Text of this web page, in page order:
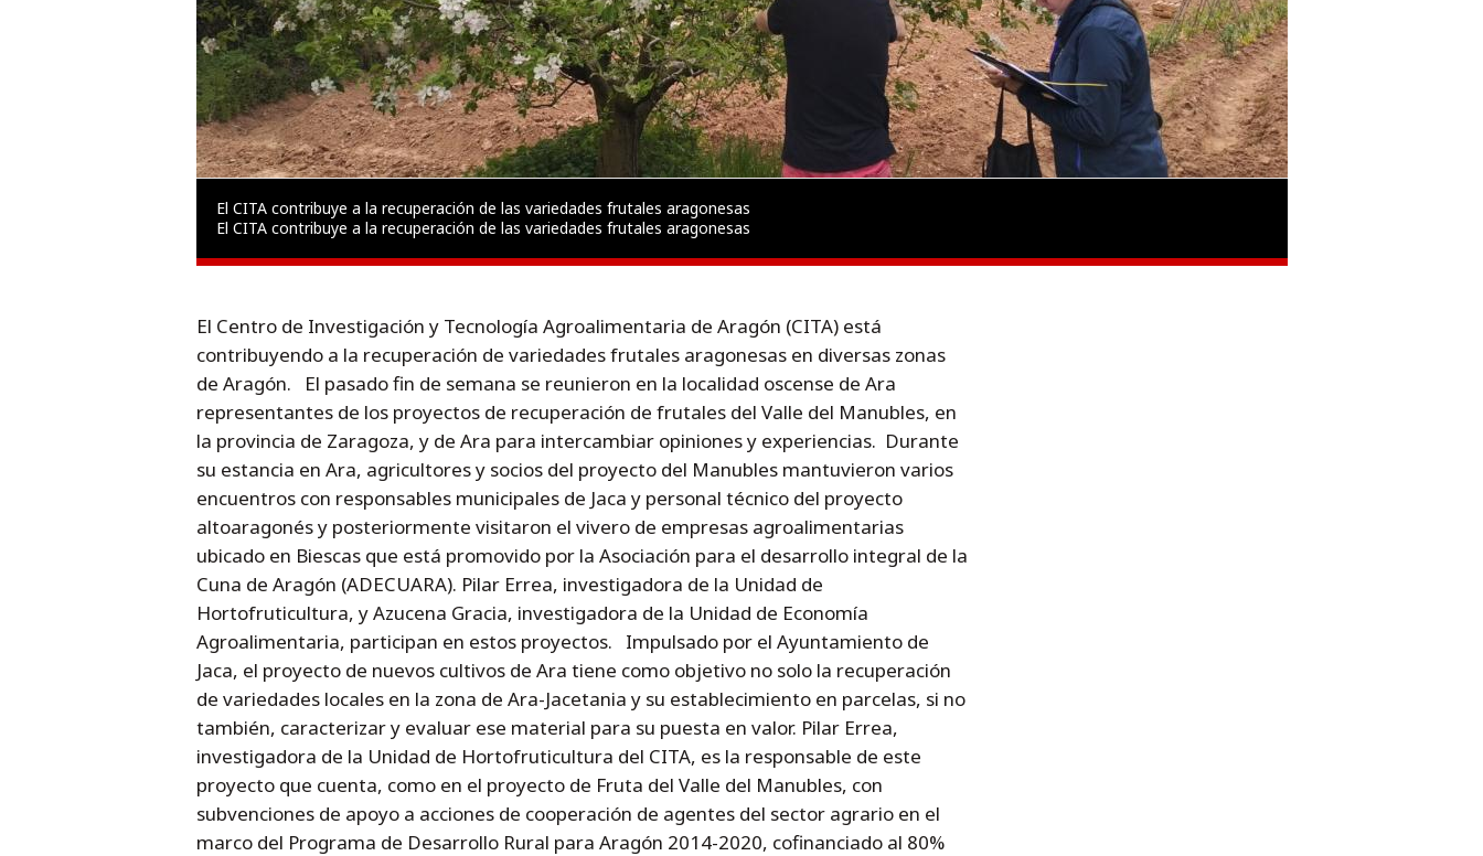
El CITA contribuye a la recuperación de las variedades frutales aragonesas
El CITA contribuye a la recuperación de las variedades frutales aragonesas
El Centro de Investigación y Tecnología Agroalimentaria de Aragón (CITA) está
contribuyendo a la recuperación de variedades frutales aragonesas en diversas zonas
de Aragón. El pasado fin de semana se reunieron en la localidad oscense de Ara
representantes de los proyectos de recuperación de frutales del Valle del Manubles, en
la provincia de Zaragoza, y de Ara para intercambiar opiniones y experiencias. Durante
su estancia en Ara, agricultores y socios del proyecto del Manubles mantuvieron varios
encuentros con responsables municipales de Jaca y personal técnico del proyecto
altoaragonés y posteriormente visitaron el vivero de empresas agroalimentarias
ubicado en Biescas que está promovido por la Asociación para el desarrollo integral de la
Cuna de Aragón (ADECUARA). Pilar Errea, investigadora de la Unidad de
Hortofruticultura, y Azucena Gracia, investigadora de la Unidad de Economía
Agroalimentaria, participan en estos proyectos. Impulsado por el Ayuntamiento de
Jaca, el proyecto de nuevos cultivos de Ara tiene como objetivo no solo la recuperación
de variedades locales en la zona de Ara-Jacetania y su establecimiento en parcelas, si no
también, caracterizar y evaluar ese material para su puesta en valor. Pilar Errea,
investigadora de la Unidad de Hortofruticultura del CITA, es la responsable de este
proyecto que cuenta, como en el proyecto de Fruta del Valle del Manubles, con
subvenciones de apoyo a acciones de cooperación de agentes del sector agrario en el
marco del Programa de Desarrollo Rural para Aragón 2014-2020, cofinanciado al 80%